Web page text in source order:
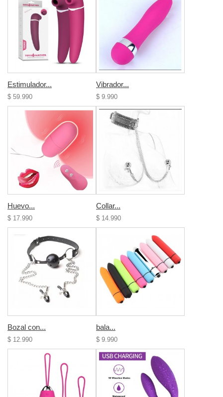
Estimulador...
$ 59.990
Vibrador...
$ 9.990
Huevo...
$ 17.990
Collar...
$ 14.990
Bozal con...
$ 12.990
bala...
$ 9.990